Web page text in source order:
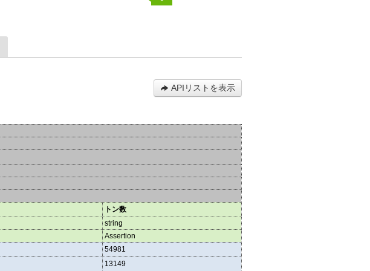
APIリストを表示
トン数
string
Assertion
54981
13149